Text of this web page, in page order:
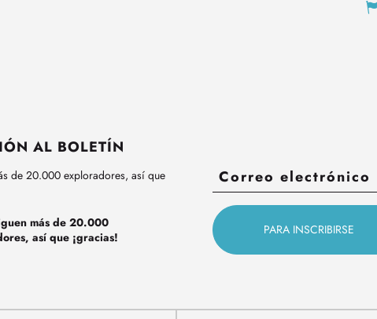
AL BOLETÍN
de 20.000 exploradores, así que
más de 20.000
así que ¡gracias!